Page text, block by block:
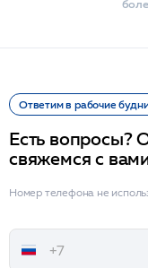
Ответим в рабочие
Есть вопросы?
свяжемся с
Номер телефона не